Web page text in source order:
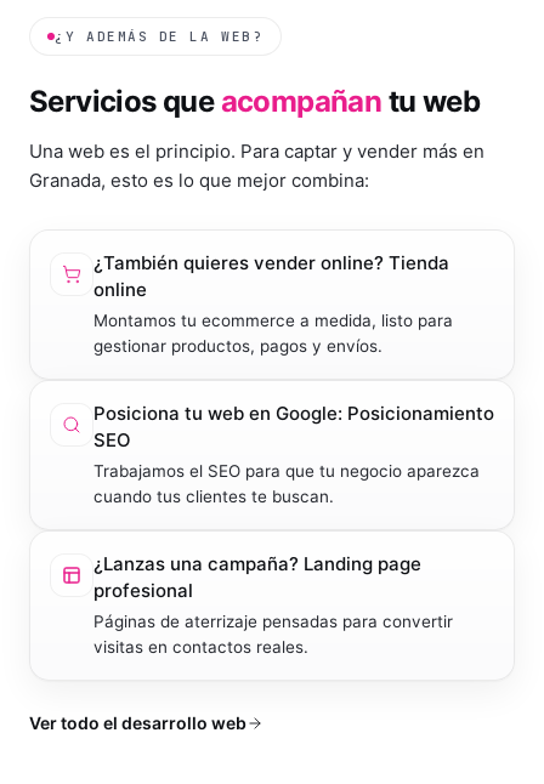
¿Y ADEMÁS DE LA WEB?
Servicios queacompañan tu web
Una web es el principio. Para captar y vender más en
Granada, esto es lo que mejor combina:
¿También quieres vender online? Tienda
online
Montamos tu ecommerce a medida, listo para
gestionar productos, pagos y envíos.
Posiciona tu web en Google: Posicionamiento
SEO
Trabajamos el SEO para que tu negocio aparezca
cuando tus clientes te buscan.
¿Lanzas una campaña? Landing page
profesional
Páginas de aterrizaje pensadas para convertir
visitas en contactos reales.
Ver todo el desarrollo web